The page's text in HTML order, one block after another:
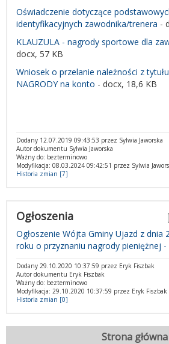
Oświadczenie dotyczące
identyfikacyjnych zawodnika/trenera -
KLAUZULA - nagrody sportowe dla
docx, 57 KB
Wniosek o przelanie należności z
NAGRODY na konto - docx, 18,6 KB
Dodany 12.07.2019 09:43:53 przez Sylwia Jaworska
Autor dokumentu Sylwia Jaworska
Ważny do: bezterminowo
Modyfikacja: 08.03.2024 09:42:51 przez Sylwia
Historia zmian [7]
Ogłoszenia
Ogłoszenie Wójta Gminy Ujazd z dnia
roku o przyznaniu nagrody pieniężnej -
Dodany 29.10.2020 10:37:59 przez Eryk Fiszbak
Autor dokumentu Eryk Fiszbak
Ważny do: bezterminowo
Modyfikacja: 29.10.2020 10:37:59 przez Eryk Fiszbak
Historia zmian [0]
Strona główna